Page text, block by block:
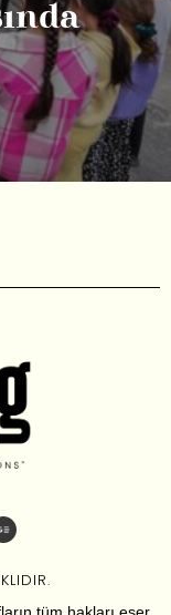
tüm hakları eser